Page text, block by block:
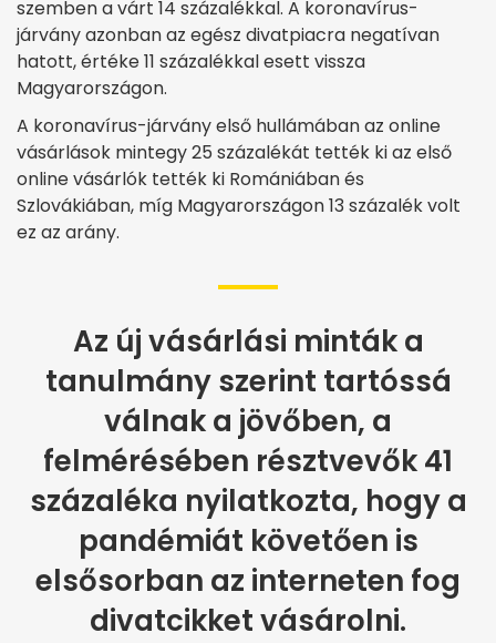
szemben a várt 14 százalékkal. A koronavírus-
járvány azonban az egész divatpiacra negatívan
hatott, értéke 11 százalékkal esett vissza
Magyarországon.
A koronavírus-járvány első hullámában az online
vásárlások mintegy 25 százalékát tették ki az első
online vásárlók tették ki Romániában és
Szlovákiában, míg Magyarországon 13 százalék volt
ez az arány.
Az új vásárlási minták a
tanulmány szerint tartóssá
válnak a jövőben, a
felmérésében résztvevők 41
százaléka nyilatkozta, hogy a
pandémiát követően is
elsősorban az interneten fog
divatcikket vásárolni.